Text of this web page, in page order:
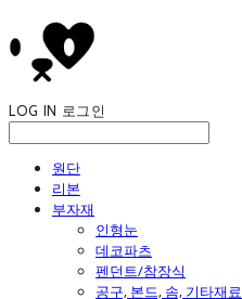
LOG IN 로그인
원단
리본
부자재
인형눈
데코파츠
펜던트/참장식
공구, 본드, 솜, 기타재료